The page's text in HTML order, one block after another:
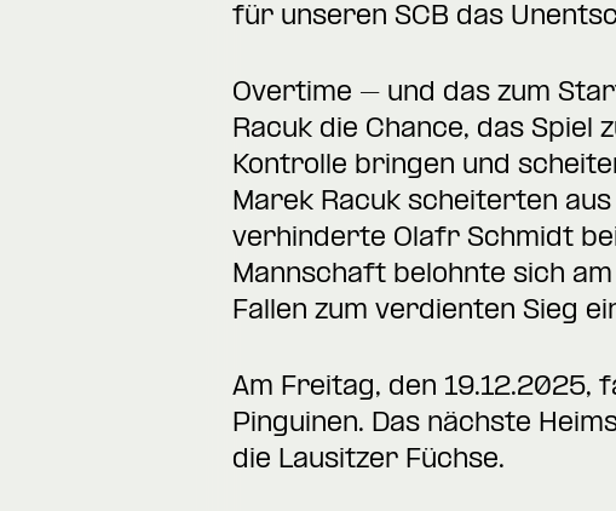
für unseren SCB das
Overtime – und das zum
Racuk die Chance, das
Kontrolle bringen und
Marek Racuk scheiterten
verhinderte Olafr Schmidt
Mannschaft belohnte sich
Fallen zum verdienten Sieg
Am Freitag, den 19.12.2025,
Pinguinen. Das nächste
die Lausitzer Füchse.